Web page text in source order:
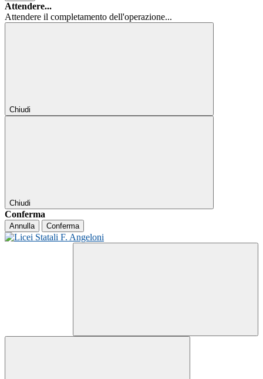
Attendere...
Attendere il completamento dell'operazione...
Chiudi
Chiudi
Conferma
Annulla Conferma